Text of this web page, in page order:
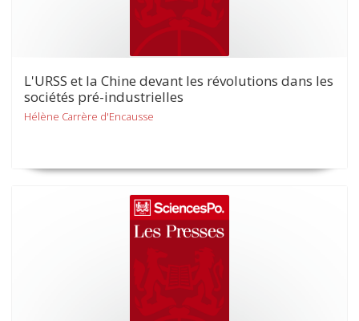
L'URSS et la Chine devant les révolutions dans les
sociétés pré-industrielles
Hélène Carrère d'Encausse